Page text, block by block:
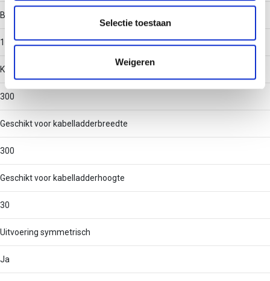
partners voor social media, adverteren en analyse. Deze
partners kunnen deze gegevens combineren met andere
verzameld op basis van uw gebruik van hun services.
Selectie toestaan
Weigeren
Binnenstraal
100
Kabelladder-aftakbreedte
300
Geschikt voor kabelladderbreedte
300
Geschikt voor kabelladderhoogte
30
Uitvoering symmetrisch
Ja